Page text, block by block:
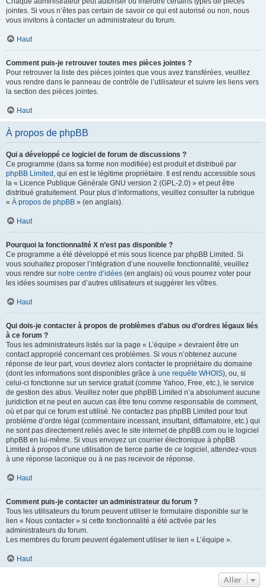
jointes. Si vous n’êtes pas certain de savoir ce qui est autorisé ou non, nous
vous invitons à contacter un administrateur du forum.
Haut
Comment puis-je retrouver toutes mes pièces jointes ?
Pour retrouver la liste des pièces jointes que vous avez transférées, veuillez
vous rendre dans le panneau de contrôle de l’utilisateur et suivre les liens vers
la section des pièces jointes.
Haut
À propos de phpBB
Qui a développé ce logiciel de forum de discussions ?
Ce programme (dans sa forme non modifiée) est produit et distribué par
phpBB Limited , qui en est le légitime propriétaire. Il est rendu accessible sous
la « Licence Publique Générale GNU version 2 (GPL-2.0) » et peut être
distribué gratuitement. Pour plus d’informations, veuillez consulter la rubrique
« À propos de phpBB » (en anglais).
Haut
Pourquoi la fonctionnalité X n’est pas disponible ?
Ce programme a été développé et mis sous licence par phpBB Limited. Si
vous souhaitez proposer l’intégration d’une nouvelle fonctionnalité, veuillez
vous rendre sur notre centre d’idées (en anglais) où vous pourrez voter pour
les idées soumises par d’autres utilisateurs et suggérer les vôtres.
Haut
Qui dois-je contacter à propos de problèmes d’abus ou d’ordres légaux liés
à ce forum ?
Tous les administrateurs listés sur la page « L’équipe » devraient être un
contact approprié concernant ces problèmes. Si vous n’obtenez aucune
réponse de leur part, vous devriez alors contacter le propriétaire du domaine
(dont les informations sont disponibles grâce à une requête WHOIS), ou, si
celui-ci fonctionne sur un service gratuit (comme Yahoo, Free, etc.), le service
de gestion des abus. Veuillez noter que phpBB Limited n’a absolument aucune
juridiction et ne peut en aucun cas être tenu comme responsable de comment,
où et par qui ce forum est utilisé. Ne contactez pas phpBB Limited pour tout
problème d’ordre légal (commentaire incessant, insultant, diffamatoire, etc.) qui
ne sont pas directement reliés avec le site internet de phpBB.com ou le logiciel
phpBB en lui-même. Si vous envoyez un courrier électronique à phpBB
Limited à propos d’une utilisation de tierce partie de ce logiciel, attendez-vous
à une réponse laconique ou à ne pas recevoir de réponse.
Haut
Comment puis-je contacter un administrateur du forum ?
Tous les utilisateurs du forum peuvent utiliser le formulaire disponible sur le
lien « Nous contacter » si cette fonctionnalité a été activée par les
administrateurs du forum.
Les membres du forum peuvent également utiliser le lien « L’équipe ».
Haut
Aller